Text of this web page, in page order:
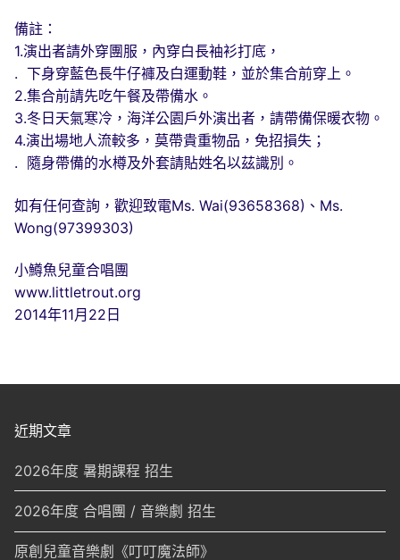
備註：
1.演出者請外穿團服，內穿白長袖衫打底，
. 下身穿藍色長牛仔褲及白運動鞋，並於集合前穿上。
2.集合前請先吃午餐及帶備水。
3.冬日天氣寒冷，海洋公園戶外演出者，請帶備保暖衣物。
4.演出場地人流較多，莫帶貴重物品，免招損失；
. 隨身帶備的水樽及外套請貼姓名以茲識別。
如有任何查詢，歡迎致電Ms. Wai(93658368)、Ms.
Wong(97399303)
小鱒魚兒童合唱團
www.littletrout.org
2014年11月22日
近期文章
2026年度 暑期課程 招生
2026年度 合唱團 / 音樂劇 招生
原創兒童音樂劇《叮叮魔法師》